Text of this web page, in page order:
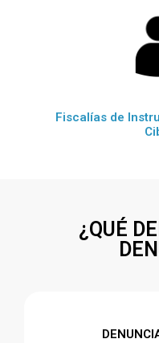
Fiscalías de
¿QUÉ